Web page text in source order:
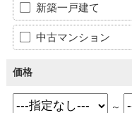
新築一戸建て
中古マンション
価格
～